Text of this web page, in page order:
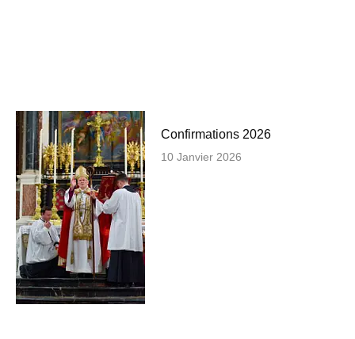
Confirmations 2026
10 Janvier 2026